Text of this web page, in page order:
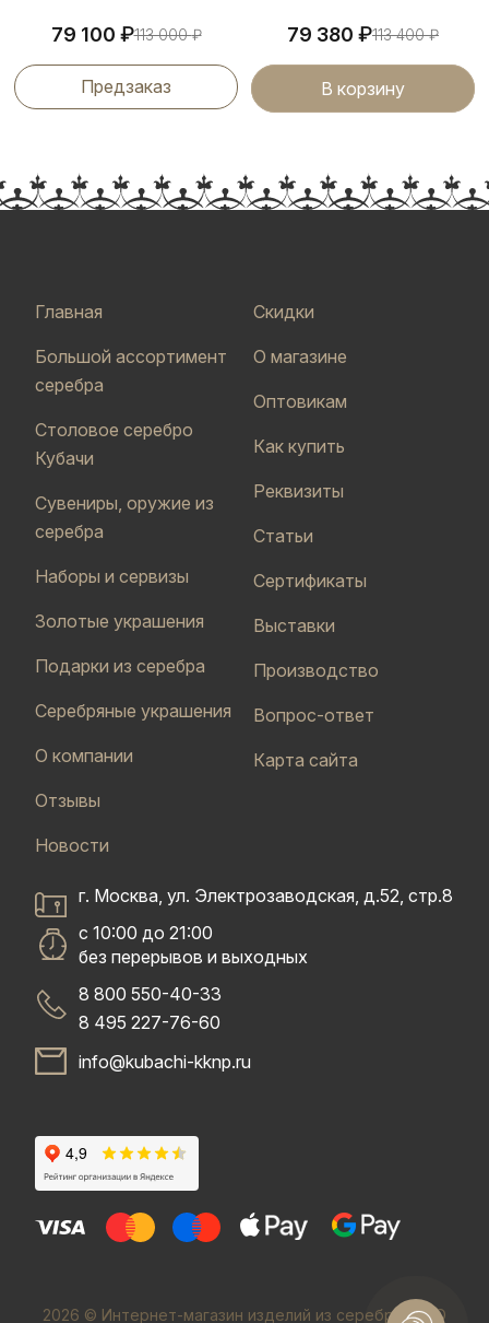
79 100 ₽113 000₽
Предзаказ
79 380 ₽113 400₽
В корзину
Главная
Большой ассортимент
серебра
Столовое серебро
Кубачи
Сувениры, оружие из
серебра
Наборы и сервизы
Золотые украшения
Подарки из серебра
Серебряные украшения
О компании
Отзывы
Новости
Скидки
О магазине
Оптовикам
Как купить
Реквизиты
Статьи
Сертификаты
Выставки
Производство
Вопрос-ответ
Карта сайта
г. Москва, ул. Электрозаводская, д.52, стр.8
с 10:00 до 21:00
без перерывов и выходных
8 800 550-40-33
8 495 227-76-60
info@kubachi-kknp.ru
2026 © Интернет-магазин изделий из серебра. ООО